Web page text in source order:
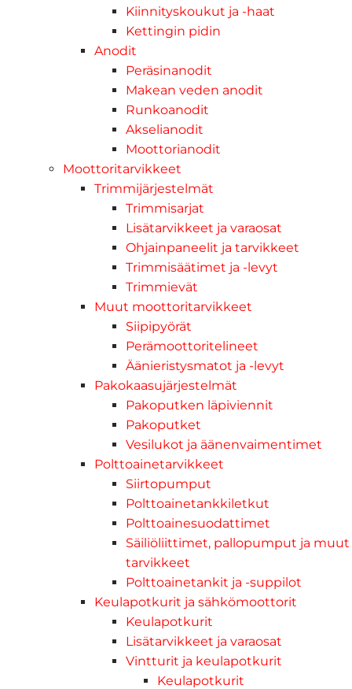
Kiinnityskoukut ja -haat
Kettingin pidin
Anodit
Peräsinanodit
Makean veden anodit
Runkoanodit
Akselianodit
Moottorianodit
Moottoritarvikkeet
Trimmijärjestelmät
Trimmisarjat
Lisätarvikkeet ja varaosat
Ohjainpaneelit ja tarvikkeet
Trimmisäätimet ja -levyt
Trimmievät
Muut moottoritarvikkeet
Siipipyörät
Perämoottoritelineet
Äänieristysmatot ja -levyt
Pakokaasujärjestelmät
Pakoputken läpiviennit
Pakoputket
Vesilukot ja äänenvaimentimet
Polttoainetarvikkeet
Siirtopumput
Polttoainetankkiletkut
Polttoainesuodattimet
Säiliöliittimet, pallopumput ja muut
tarvikkeet
Polttoainetankit ja -suppilot
Keulapotkurit ja sähkömoottorit
Keulapotkurit
Lisätarvikkeet ja varaosat
Vintturit ja keulapotkurit
Keulapotkurit